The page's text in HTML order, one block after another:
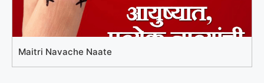
Maitri Navache Naate